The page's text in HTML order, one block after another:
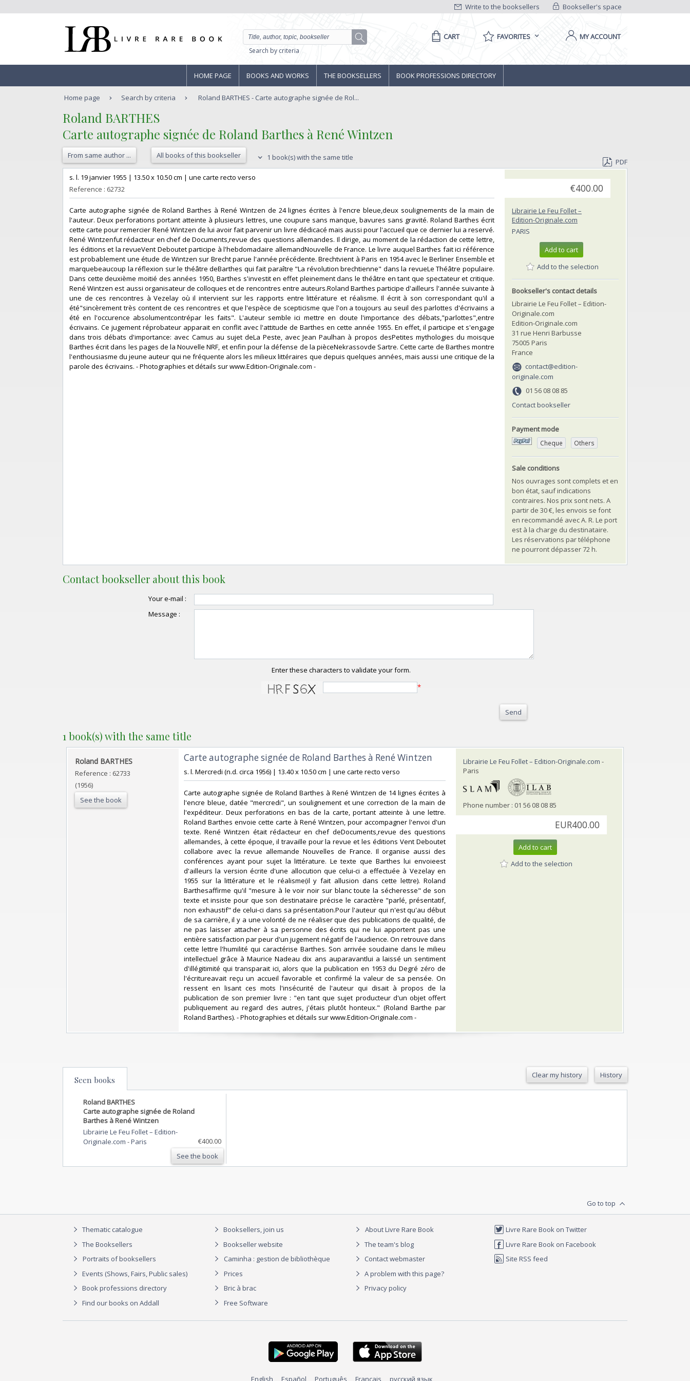
Bookseller's space
Write to the booksellers
Search by criteria
CART FAVORITES MY ACCOUNT
HOME PAGE BOOKS AND WORKS THE BOOKSELLERS BOOK PROFESSIONS DIRECTORY
Home page Search by criteria Roland BARTHES - Carte autographe signée de Rol...
‎Roland BARTHES‎
‎Carte autographe signée de Roland Barthes à René Wintzen‎
From same author ... All books of this bookseller 1 book(s) with the same title
PDF
‎s. l. 19 janvier 1955 | 13.50 x 10.50 cm | une carte recto verso‎
Reference : 62732
‎Carte autographe signée de Roland Barthes à René Wintzen de 24 lignes écrites à l'encre bleue,deux soulignements de la main de
l'auteur. Deux perforations portant atteinte à plusieurs lettres, une coupure sans manque, bavures sans gravité. Roland Barthes écrit
cette carte pour remercier René Wintzen de lui avoir fait parvenir un livre dédicacé mais aussi pour l'accueil que ce dernier lui a reservé.
René Wintzenfut rédacteur en chef de Documents,revue des questions allemandes. Il dirige, au moment de la rédaction de cette lettre,
les éditions et la revueVent Deboutet participe à l'hebdomadaire allemandNouvelle de France. Le livre auquel Barthes fait ici référence
est probablement une étude de Wintzen sur Brecht parue l'année précédente. Brechtvient à Paris en 1954 avec le Berliner Ensemble et
marquebeaucoup la réflexion sur le théâtre deBarthes qui fait paraître "La révolution brechtienne" dans la revueLe Théâtre populaire.
Dans cette deuxième moitié des années 1950, Barthes s'investit en effet pleinement dans le théâtre en tant que spectateur et critique.
René Wintzen est aussi organisateur de colloques et de rencontres entre auteurs.Roland Barthes participe d'ailleurs l'année suivante à
une de ces rencontres à Vezelay où il intervient sur les rapports entre littérature et réalisme. Il écrit à son correspondant qu'il a
été"sincèrement très content de ces rencontres et que l'espèce de scepticisme que l'on a toujours au seuil des parlottes d'écrivains a
été en l'occurence absolumentcontrépar les faits". L'auteur semble ici mettre en doute l'importance des débats,"parlottes",entre
écrivains. Ce jugement réprobateur apparait en conflit avec l'attitude de Barthes en cette année 1955. En effet, il participe et s'engage
dans trois débats d'importance: avec Camus au sujet deLa Peste, avec Jean Paulhan à propos desPetites mythologies du moisque
Barthes écrit dans les pages de la Nouvelle NRF, et enfin pour la défense de la pièceNekrassovde Sartre. Cette carte de Barthes montre
l'enthousiasme du jeune auteur qui ne fréquente alors les milieux littéraires que depuis quelques années, mais aussi une critique de la
parole des écrivains. - Photographies et détails sur www.Edition-Originale.com -‎
€400.00
Librairie Le Feu Follet –
Edition-Originale.com
PARIS
Add to cart
Add to the selection
Bookseller's contact details
Librairie Le Feu Follet – Edition-
Originale.com
Edition-Originale.com
31 rue Henri Barbusse
75005 Paris
France
contact@edition-
originale.com
01 56 08 08 85
Contact bookseller
Payment mode
Cheque Others
Sale conditions
Nos ouvrages sont complets et en
bon état, sauf indications
contraires. Nos prix sont nets. A
partir de 30 €, les envois se font
en recommandé avec A. R. Le port
est à la charge du destinataire.
Les réservations par téléphone
ne pourront dépasser 72 h.
Contact bookseller about this book
Your e-mail :
Message :
Enter these characters to validate your form.
*
Send
1 book(s) with the same title
‎Roland BARTHES‎
Reference : 62733
(1956)
See the book
‎Carte autographe signée de Roland Barthes à René Wintzen‎
‎s. l. Mercredi (n.d. circa 1956) | 13.40 x 10.50 cm | une carte recto verso‎
‎Carte autographe signée de Roland Barthes à René Wintzen de 14 lignes écrites à
l'encre bleue, datée "mercredi", un soulignement et une correction de la main de
l'expéditeur. Deux perforations en bas de la carte, portant atteinte à une lettre.
Roland Barthes envoie cette carte à René Wintzen, pour accompagner l'envoi d'un
texte. René Wintzen était rédacteur en chef deDocuments,revue des questions
allemandes, à cette époque, il travaille pour la revue et les éditions Vent Deboutet
collabore avec la revue allemande Nouvelles de France. Il organise aussi des
conférences ayant pour sujet la littérature. Le texte que Barthes lui envoieest
d'ailleurs la version écrite d'une allocution que celui-ci a effectuée à Vezelay en
1955 sur la littérature et le réalisme(il y fait allusion dans cette lettre). Roland
Barthesaffirme qu'il "mesure à le voir noir sur blanc toute la sécheresse" de son
texte et insiste pour que son destinataire précise le caractère "parlé, présentatif,
non exhaustif" de celui-ci dans sa présentation.Pour l'auteur qui n'est qu'au début
de sa carrière, il y a une volonté de ne réaliser que des publications de qualité, de
ne pas laisser attacher à sa personne des écrits qui ne lui apportent pas une
entière satisfaction par peur d'un jugement négatif de l'audience. On retrouve dans
cette lettre l'humilité qui caractérise Barthes. Son arrivée soudaine dans le milieu
intellectuel grâce à Maurice Nadeau dix ans auparavantlui a laissé un sentiment
d'illégitimité qui transparait ici, alors que la publication en 1953 du Degré zéro de
l'écritureavait reçu un accueil favorable et confirmé la valeur de sa pensée. On
ressent en lisant ces mots l'insécurité de l'auteur qui disait à propos de la
publication de son premier livre : "en tant que sujet producteur d'un objet offert
publiquement au regard des autres, j'étais plutôt honteux." (Roland Barthe par
Roland Barthes). - Photographies et détails sur www.Edition-Originale.com -‎
Librairie Le Feu Follet – Edition-Originale.com -
Paris
Phone number : 01 56 08 08 85
EUR400.00
Add to cart
Add to the selection
Seen books Clear my history History
Roland BARTHES
Carte autographe signée de Roland
Barthes à René Wintzen
Librairie Le Feu Follet – Edition-
Originale.com -Paris
€400.00
See the book
Go to top
Thematic catalogue
The Booksellers
Portraits of booksellers
Events (Shows, Fairs, Public sales)
Book professions directory
Find our books on Addall
Booksellers, join us
Bookseller website
Caminha : gestion de bibliothèque
Prices
Bric à brac
Free Software
About Livre Rare Book
The team's blog
Contact webmaster
A problem with this page?
Privacy policy
Livre Rare Book on Twitter
Livre Rare Book on Facebook
Site RSS feed
English Español Português Français русский язык